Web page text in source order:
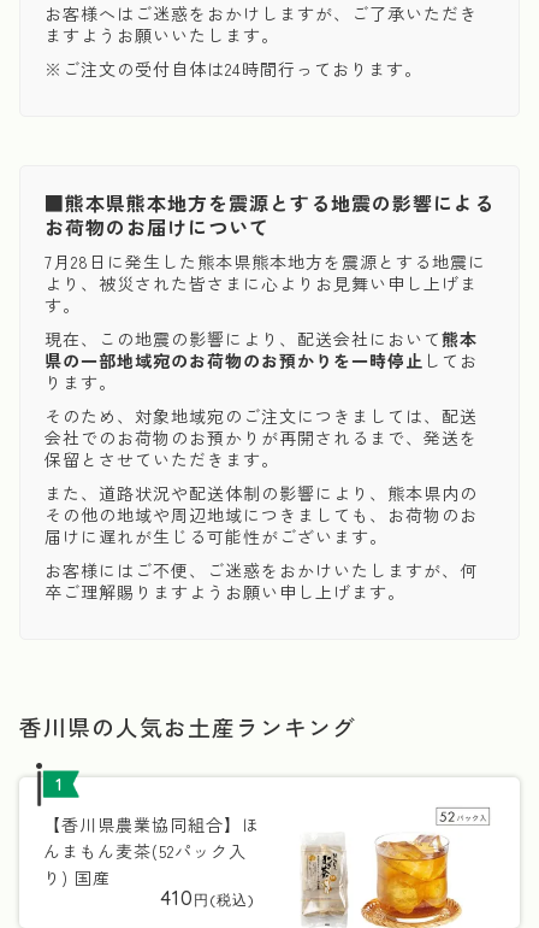
お客様へはご迷惑をおかけしますが、ご了承いただき
ますようお願いいたします。
※ご注文の受付自体は24時間行っております。
■熊本県熊本地方を震源とする地震の影響による
お荷物のお届けについて
7月28日に発生した熊本県熊本地方を震源とする地震に
より、被災された皆さまに心よりお見舞い申し上げま
す。
現在、この地震の影響により、配送会社において熊本
県の一部地域宛のお荷物のお預かりを一時停止 してお
ります。
そのため、対象地域宛のご注文につきましては、配送
会社でのお荷物のお預かりが再開されるまで、発送を
保留とさせていただきます。
また、道路状況や配送体制の影響により、熊本県内の
その他の地域や周辺地域につきましても、お荷物のお
届けに遅れが生じる可能性がございます。
お客様にはご不便、ご迷惑をおかけいたしますが、何
卒ご理解賜りますようお願い申し上げます。
香川県の人気お土産ランキング
1
【香川県農業協同組合】ほ
んまもん麦茶(52パック入
り) 国産
410